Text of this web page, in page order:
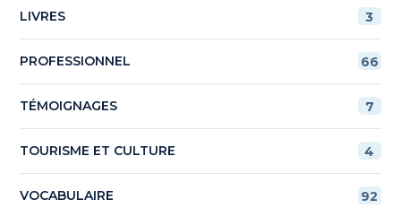
LIVRES 3
PROFESSIONNEL 66
TÉMOIGNAGES 7
TOURISME ET CULTURE 4
VOCABULAIRE 92